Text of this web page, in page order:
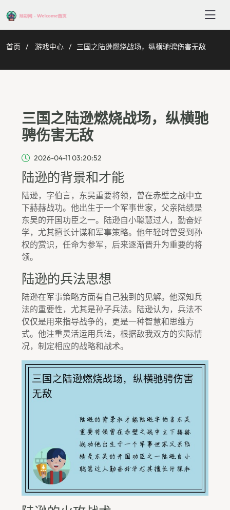
首页 游戏中心 三国之陆逊燃烧战场，纵横驰骋伤害无敌
三国之陆逊燃烧战场，纵横驰
骋伤害无敌
2026-04-11 03:20:52
陆逊的背景和才能
陆逊，字伯言，东吴重要将领，曾在赤壁之战中立
下赫赫战功。他出生于一个军事世家，父亲陆绩是
东吴的开国功臣之一。陆逊自小聪慧过人，勤奋好
学，尤其擅长计谋和军事策略。他年轻时曾受到孙
权的赏识，任命为参军，后来逐渐晋升为重要的将
领。
陆逊的兵法思想
陆逊在军事策略方面有自己独到的见解。他深知兵
法的重要性，尤其是孙子兵法。陆逊认为，兵法不
仅仅是用来指导战争的，更是一种智慧和思维方
式。他注重灵活运用兵法，根据敌我双方的实际情
况，制定相应的战略和战术。